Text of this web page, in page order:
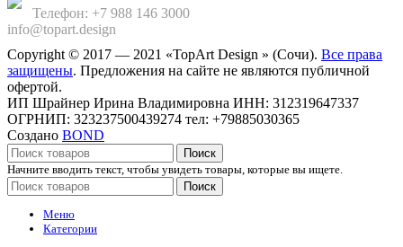
Телефон: +7 988 146 3000
info@topart.design
Copyright © 2017 — 2021 «TopArt Design » (Сочи). Все права
защищены. Предложения на сайте не являются публичной
офертой.
ИП Шрайнер Ирина Владимировна ИНН: 312319647337
ОГРНИП: 323237500439274 тел: +79885030365
Создано BOND
Поиск
Начните вводить текст, чтобы увидеть товары, которые вы ищете.
Поиск
Меню
Категории